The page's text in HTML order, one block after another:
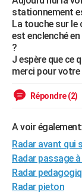
Guides de France
Escapades
Patrimoine
Expositions
Musées
Week-end nature
+LIFESTYLE
Art de vivre
Bien-être
Loisirs
Mode
Modes de vie
SANTE
Alimentation
Guide de la santé
Maladies
Médicaments
Sommeil
VOYAGE
PHOTO
CARTE DE VOEUX
Carte de Noël
Carte Bonne année
Carte Saint-Valentin
Carte Pâques
Carte d'anniversaire
DICTIONNAIRE
stationnement
La touche sur le
est enclenché
?
J espère que ce
merci pour votre
Répondre (2)
A voir également:
Radar avant qui
Radar passage
Radar
Radar pieton